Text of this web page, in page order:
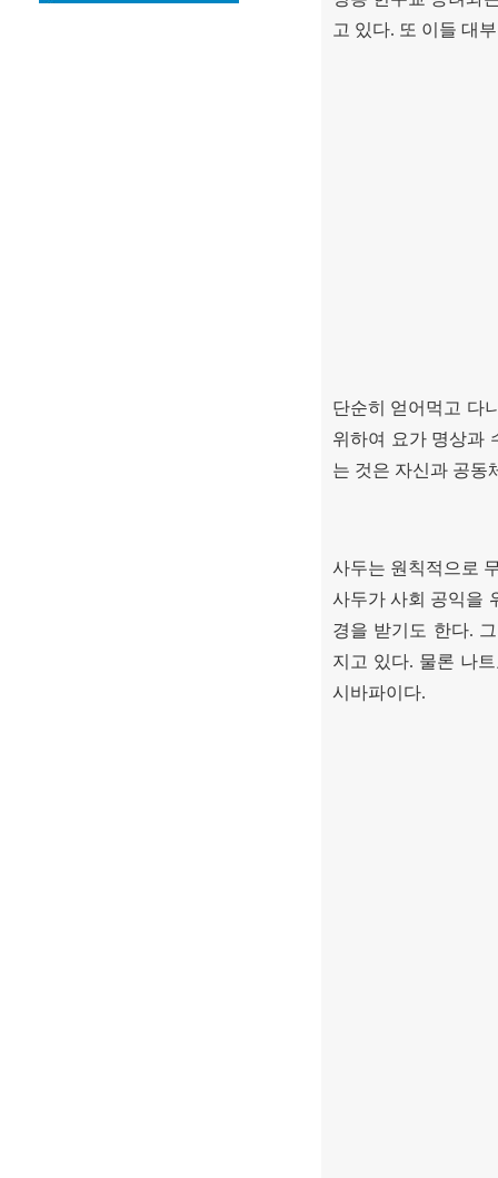
고 있다. 또 이들 대
단순히 얻어먹고 다
위하여 요가 명상과
는 것은 자신과 공동
사두는 원칙적으로
사두가 사회 공익을
경을 받기도 한다.
지고 있다. 물론 나
시바파이다.